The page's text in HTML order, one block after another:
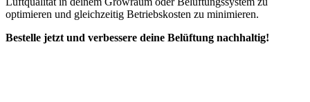
optimieren und gleichzeitig Betriebskosten zu minimieren.
Bestelle jetzt und verbessere deine Belüftung nachhaltig!